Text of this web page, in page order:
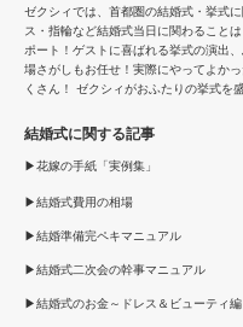
ゼクシィでは、首都圏の結婚式・挙式
ス・指輪など結婚式当日に関わること
ポート！ゲストに喜ばれる挙式の演出
場さがしもお任せ！実際にやってよか
くさん！ ゼクシィがおふたりの挙式を
結婚式に関する記事
花嫁の手紙「実例集」
結婚式費用の相場
結婚準備完ペキマニュアル
結婚式二次会の幹事マニュアル
結婚式のお金～ドレス＆ビューティ編